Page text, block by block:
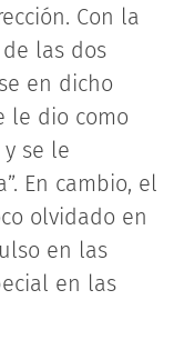
Con la
las dos
en dicho
le dio como
se le
En cambio, el
olvidado en
en las
en las